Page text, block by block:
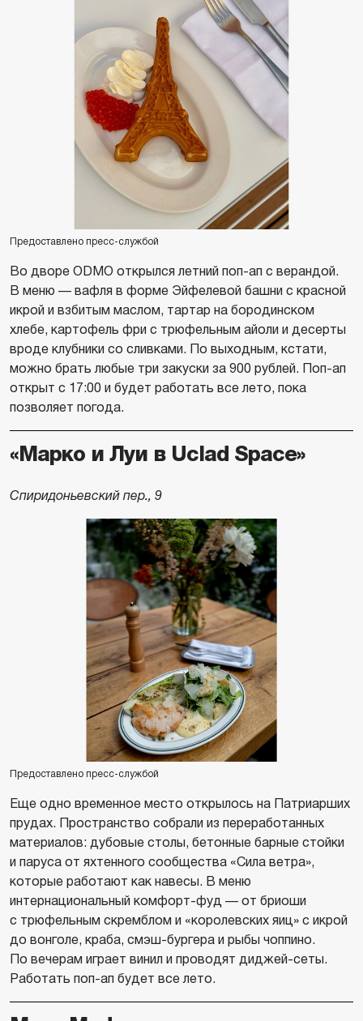
Предоставлено пресс-службой
Во дворе ODMO открылся летний поп-ап с верандой.
В меню — вафля в форме Эйфелевой башни с красной
икрой и взбитым маслом, тартар на бородинском
хлебе, картофель фри с трюфельным айоли и десерты
вроде клубники со сливками. По выходным, кстати,
можно брать любые три закуски за 900 рублей. Поп-ап
открыт с 17:00 и будет работать все лето, пока
позволяет погода.
«Марко и Луи в Uclad Space»
Спиридоньевский пер., 9
Предоставлено пресс-службой
Еще одно временное место открылось на Патриарших
прудах. Пространство собрали из переработанных
материалов: дубовые столы, бетонные барные стойки
и паруса от яхтенного сообщества «Сила ветра»,
которые работают как навесы. В меню
интернациональный комфорт-фуд — от бриоши
с трюфельным скремблом и «королевских яиц» с икрой
до вонголе, краба, смэш-бургера и рыбы чоппино.
По вечерам играет винил и проводят диджей-сеты.
Работать поп-ап будет все лето.